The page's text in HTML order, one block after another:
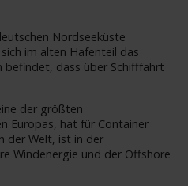
Nordseeküste
im alten Hafenteil das
befindet, dass über Schifffahrt
der größten
Europas, hat für Container
der Welt, ist in der
Windenergie und der Offshore